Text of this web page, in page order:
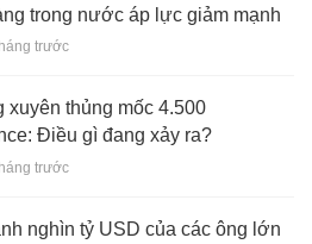
trong nước áp lực giảm mạnh
trước
xuyên thủng mốc 4.500
Điều gì đang xảy ra?
trước
nghìn tỷ USD của các ông lớn